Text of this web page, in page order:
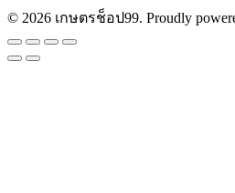
© 2026 เกษตรช็อป99. Proudly